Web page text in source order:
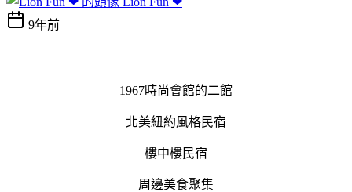
9年前
1967時尚會館的二館
北美紐約風格民宿
樓中樓民宿
周邊美食聚集